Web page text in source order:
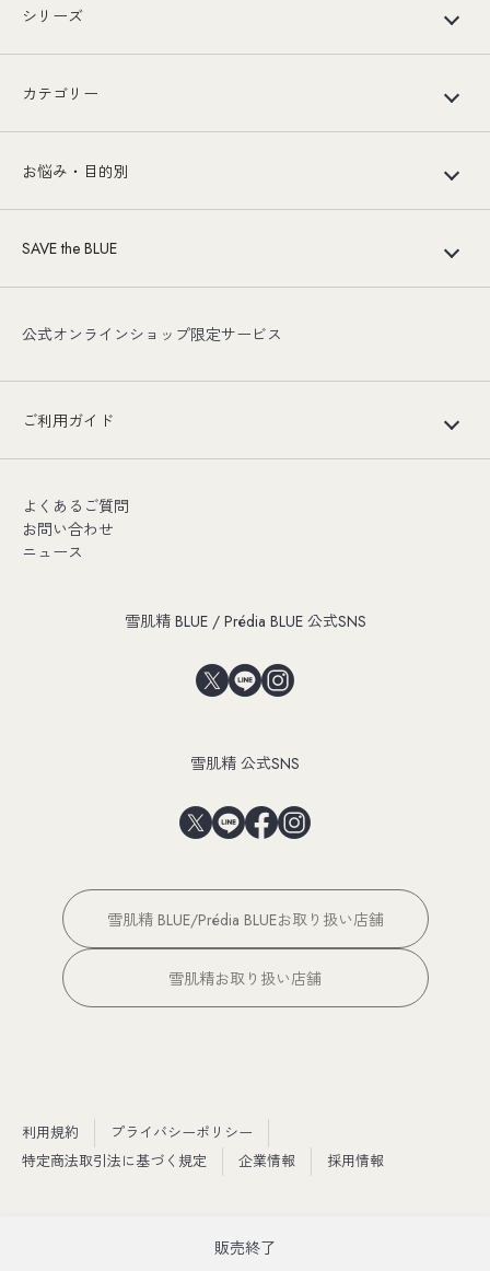
販売終了
シリーズ
カテゴリー
お悩み・目的別
SAVE the BLUE
公式オンラインショップ限定サービス
ご利用ガイド
よくあるご質問
お問い合わせ
ニュース
雪肌精 BLUE / Prédia BLUE 公式SNS
雪肌精 公式SNS
雪肌精 BLUE/Prédia BLUEお取り扱い店舗
雪肌精お取り扱い店舗
利用規約
プライバシーポリシー
特定商法取引法に基づく規定
企業情報 採用情報
Copyright © KOSÉ Provision Corporation. All rights reserved.